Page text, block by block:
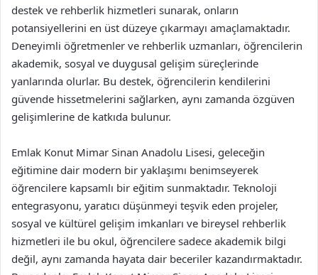
destek ve rehberlik hizmetleri sunarak, onların
potansiyellerini en üst düzeye çıkarmayı amaçlamaktadır.
Deneyimli öğretmenler ve rehberlik uzmanları, öğrencilerin
akademik, sosyal ve duygusal gelişim süreçlerinde
yanlarında olurlar. Bu destek, öğrencilerin kendilerini
güvende hissetmelerini sağlarken, aynı zamanda özgüven
gelişimlerine de katkıda bulunur.
Emlak Konut Mimar Sinan Anadolu Lisesi, geleceğin
eğitimine dair modern bir yaklaşımı benimseyerek
öğrencilere kapsamlı bir eğitim sunmaktadır. Teknoloji
entegrasyonu, yaratıcı düşünmeyi teşvik eden projeler,
sosyal ve kültürel gelişim imkanları ve bireysel rehberlik
hizmetleri ile bu okul, öğrencilere sadece akademik bilgi
değil, aynı zamanda hayata dair beceriler kazandırmaktadır.